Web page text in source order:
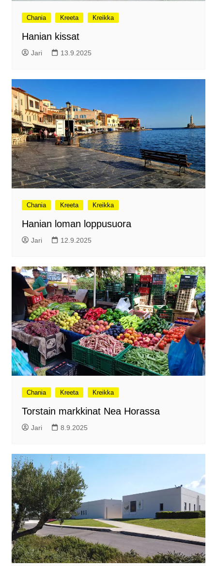
Chania Kreeta Kreikka
Hanian kissat
Jari 13.9.2025
Chania Kreeta Kreikka
Hanian loman loppusuora
Jari 12.9.2025
Chania Kreeta Kreikka
Torstain markkinat Nea Horassa
Jari 8.9.2025